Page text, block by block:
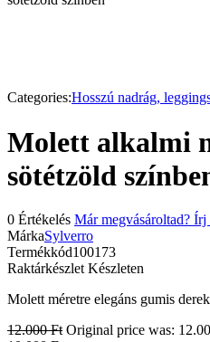
Categories:Hosszú nadrág,
Molett alkalmi
sötétzöld
0 Értékelés Már megvásároltad? Írj
MárkaSylverro
Termékkód100173
Raktárkészlet Készleten
Molett méretre elegáns gumis
12.000Ft Original price was: